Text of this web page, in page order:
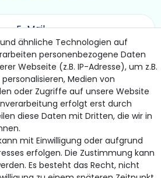
ABONNIEREN
ich dieDaten­schutz­erklärunggelesen habe.
jederzeit widerrufen.
& Versand
ähnliche Technologien auf
personenbezogene Daten
Webseite (z.B. IP-Adresse), um z.B.
Medien von
oder Zugriffe auf unsere Website
erfolgt erst durch
diese Daten mit Dritten, die wir in
mit Einwilligung oder aufgrund
erfolgen. Die Zustimmung kann
Es besteht das Recht, nicht